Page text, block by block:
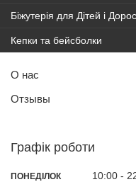
Біжутерія для Дітей і
Кепки та бейсболки
О нас
Отзывы
Графік роботи
ПОНЕДІЛОК 10:00